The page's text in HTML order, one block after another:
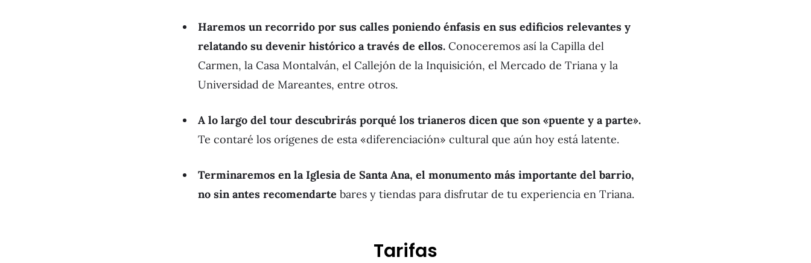
Haremos un recorrido por sus calles poniendo énfasis en sus edificios relevantes y
relatando su devenir histórico a través de ellos. Conoceremos así la Capilla del
Carmen, la Casa Montalván, el Callejón de la Inquisición, el Mercado de Triana y la
Universidad de Mareantes, entre otros.
A lo largo del tour descubrirás porqué los trianeros dicen que son «puente y a parte».
Te contaré los orígenes de esta «diferenciación» cultural que aún hoy está latente.
Terminaremos en la Iglesia de Santa Ana, el monumento más importante del barrio,
no sin antes recomendarte bares y tiendas para disfrutar de tu experiencia en Triana.
Tarifas